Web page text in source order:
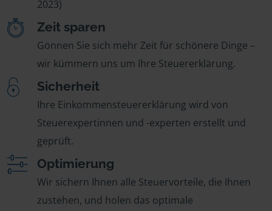
2023)
Zeit sparen
Gönnen Sie sich mehr Zeit für schönere Dinge –
wir kümmern uns um Ihre Steuererklärung.
Sicherheit
Ihre Einkommensteuererklärung wird von
Steuerexpertinnen und -experten erstellt und
geprüft.
Optimierung
Wir sichern Ihnen alle Steuervorteile, die Ihnen
zustehen, und holen das optimale